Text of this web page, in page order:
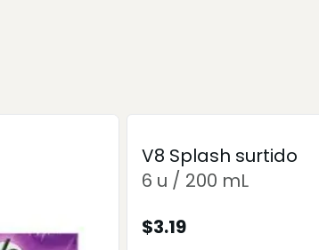
V8 Splash surtido
6 u / 200 mL
$3.19